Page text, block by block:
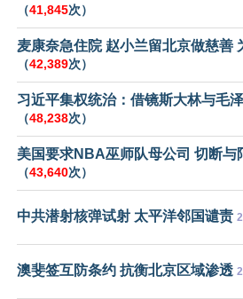
（41,845次）
麦康奈急住院 赵小兰留北京做慈善
（42,389次）
习近平集权统治：借镜斯大林与毛
（48,238次）
美国要求NBA巫师队母公司 切断与
（43,640次）
中共潜射核弹试射 太平洋邻国谴责
澳斐签互防条约 抗衡北京区域渗透